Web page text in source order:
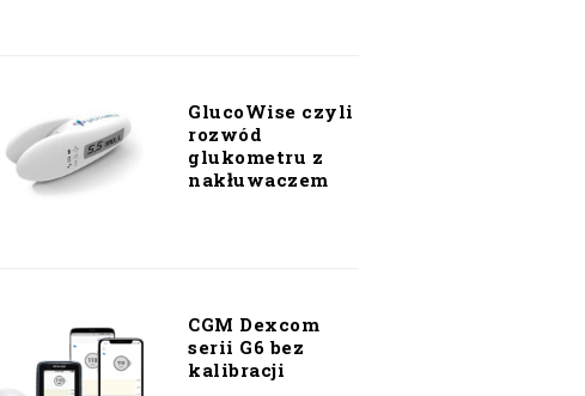
GlucoWise czyli
rozwód
glukometru z
nakłuwaczem
CGM Dexcom
serii G6 bez
kalibracji